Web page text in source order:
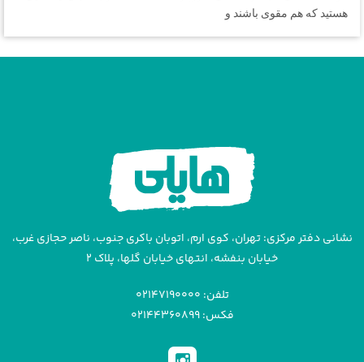
هستید که هم مقوی باشند و
نشانی دفتر مرکزی: تهران، کوی ارم، اتوبان باکری جنوب، ناصر حجازی غرب،
خیابان بنفشه، انتهای خیابان گلها، پلاک ۲
تلفن: ۰۲۱۴۷۱۹۰۰۰۰
فکس: ۰۲۱۴۴۳۶۰۸۹۹